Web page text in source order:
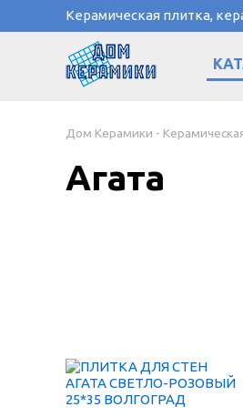
Керамическая плитка,
Дом Керамики -
Агата